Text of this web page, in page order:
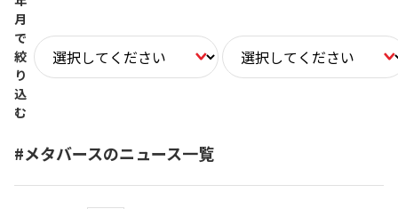
月
で
絞
り
込
む
#メタバースのニュース一覧